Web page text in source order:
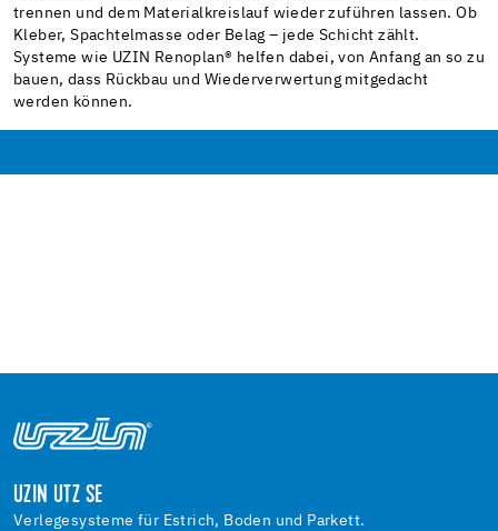
trennen und dem Materialkreislauf wieder zuführen lassen. Ob
Kleber, Spachtelmasse oder Belag – jede Schicht zählt.
Systeme wie UZIN Renoplan® helfen dabei, von Anfang an so zu
bauen, dass Rückbau und Wiederverwertung mitgedacht
werden können.
UZIN UTZ SE
Verlegesysteme für Estrich, Boden und Parkett.